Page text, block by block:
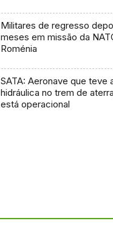
Militares de regresso
meses em missão da
Roménia
SATA: Aeronave que teve
hidráulica no trem de
está operacional